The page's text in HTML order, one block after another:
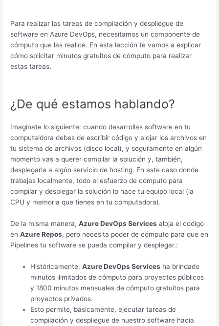
Para realizar las tareas de compilación y despliegue de
software en Azure DevOps, necesitamos un componente de
cómputo que las realice. En esta lección te vamos a explicar
cómo solicitar minutos gratuitos de cómputo para realizar
estas tareas.
¿De qué estamos hablando?
Imagínate lo siguiente: cuando desarrollas software en tu
computaldora debes de escribir código y alojar los archivos en
tu sistema de archivos (disco local), y seguramente en algún
momento vas a querer compilar la solución y, también,
desplegarla a algún servicio de hosting. En este caso donde
trabajas localmente, todo el esfuerzo de cómputo para
compilar y desplegar la solución lo hace tu equipo local (la
CPU y memoria que tienes en tu computadora).
De la misma manera,Azure DevOps Services aloja el código
enAzure Repos, pero necesita poder de cómputo para que en
Pipelines tu software se pueda compilar y desplegar.:
Históricamente,Azure DevOps Services ha brindado
minutos ilimitados de cómputo para proyectos públicos
y 1800 minutos mensuales de cómputo gratuitos para
proyectos privados.
Esto permite, básicamente, ejecutar tareas de
compilación y despliegue de nuestro software hacia